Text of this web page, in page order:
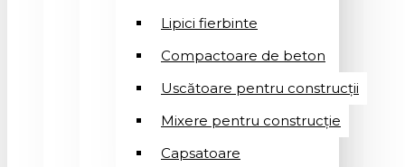
Lipici fierbinte
Compactoare de beton
Uscătoare pentru construcții
Mixere pentru construcție
Capsatoare